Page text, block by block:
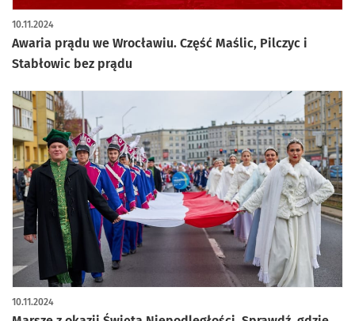
Awaria prądu we Wrocławiu. Część Maślic, Pilczyc i
Stabłowic bez prądu
10.11.2024
10.11.2024